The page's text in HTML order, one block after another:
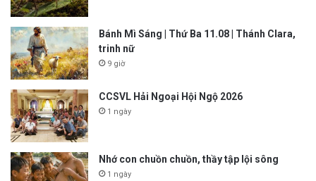
Bánh Mì Sáng | Thứ Ba 11.08 | Thánh Clara,
trinh nữ
9 giờ
CCSVL Hải Ngoại Hội Ngộ 2026
1 ngày
Nhớ con chuồn chuồn, thầy tập lội sông
1 ngày